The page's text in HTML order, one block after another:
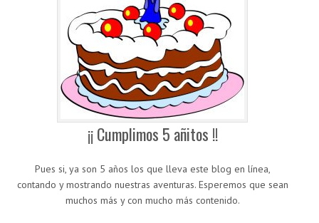
¡¡ Cumplimos 5 añitos !!
Pues si, ya son 5 años los que lleva este blog en línea,
contando y mostrando nuestras aventuras. Esperemos que sean
muchos más y con mucho más contenido.